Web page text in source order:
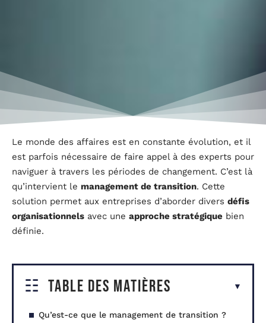
Le monde des affaires est en constante évolution, et il
est parfois nécessaire de faire appel à des experts pour
naviguer à travers les périodes de changement. C’est là
qu’intervient le management de transition. Cette
solution permet aux entreprises d’aborder divers défis
organisationnels avec une approche stratégique bien
définie.
Table des matières
Qu’est-ce que le management de transition ?